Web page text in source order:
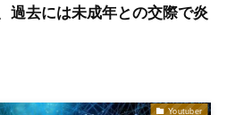
過去には未成年との交際で炎
Youtuber